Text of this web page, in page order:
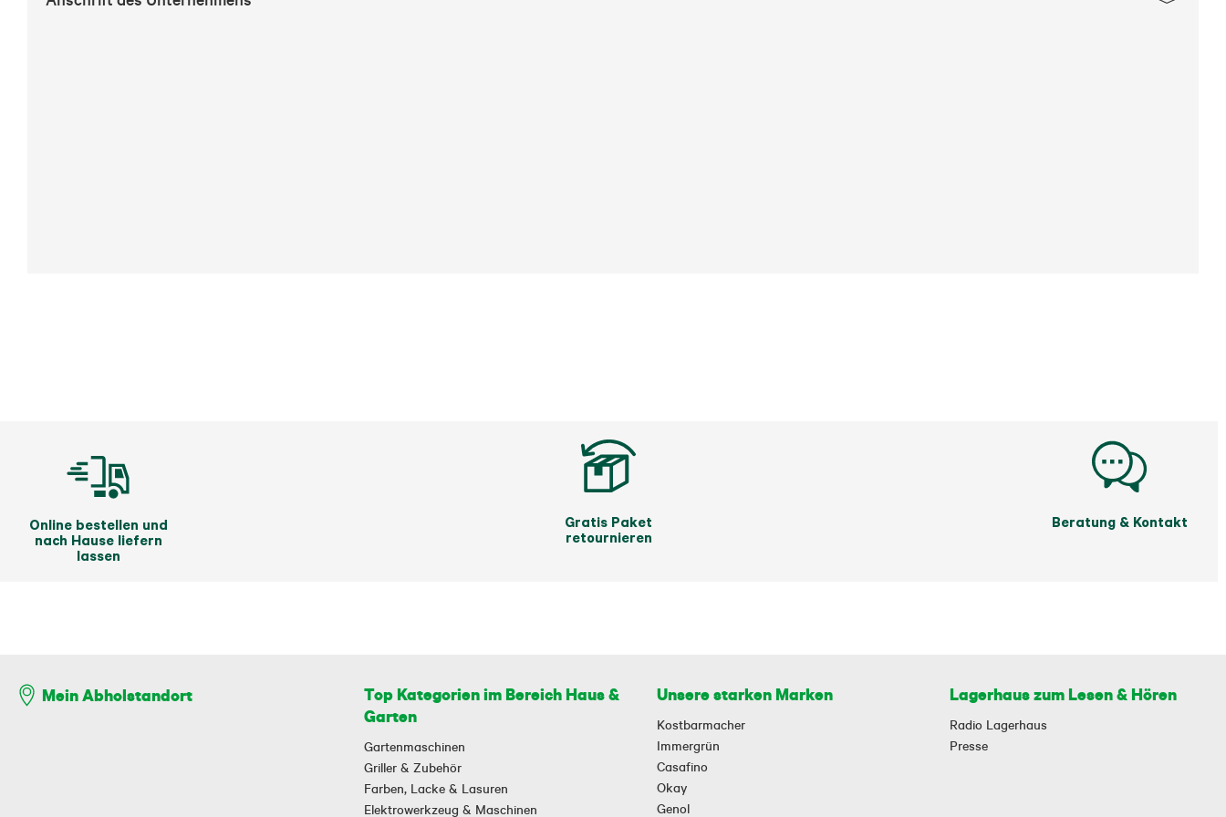
Online bestellen und
nach Hause liefern
lassen
Gratis Paket
retournieren
Beratung & Kontakt
Mein Abholstandort
Top Kategorien im Bereich Haus &
Garten
Gartenmaschinen
Griller & Zubehör
Farben, Lacke & Lasuren
Elektrowerkzeug & Maschinen
Unsere starken Marken
Kostbarmacher
Immergrün
Casafino
Okay
Genol
Lagerhaus zum Lesen & Hören
Radio Lagerhaus
Presse